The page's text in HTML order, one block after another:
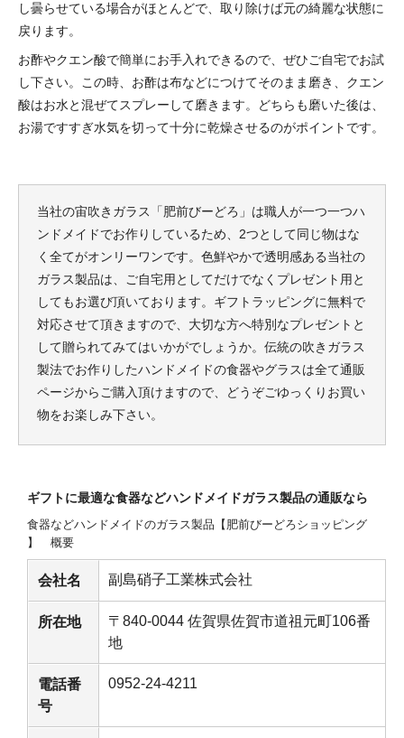
し曇らせている場合がほとんどで、取り除けば元の綺麗な状態に
戻ります。
お酢やクエン酸で簡単にお手入れできるので、ぜひご自宅でお試
し下さい。この時、お酢は布などにつけてそのまま磨き、クエン
酸はお水と混ぜてスプレーして磨きます。どちらも磨いた後は、
お湯ですすぎ水気を切って十分に乾燥させるのがポイントです。
当社の宙吹きガラス「肥前びーどろ」は職人が一つ一つハ
ンドメイドでお作りしているため、2つとして同じ物はな
く全てがオンリーワンです。色鮮やかで透明感ある当社の
ガラス製品は、ご自宅用としてだけでなく プレゼント 用と
してもお選び頂いております。 ギフト ラッピングに無料で
対応させて頂きますので、大切な方へ特別なプレゼントと
して贈られてみてはいかがでしょうか。 伝統の吹きガラス
製法でお作りしたハンドメイドの食器やグラスは全て通販
ページからご購入頂けますので、どうぞごゆっくりお買い
物をお楽しみ下さい。
ギフトに最適な食器などハンドメイドガラス製品の通販なら
食器などハンドメイドのガラス製品【肥前びーどろショッピング
】 概要
会社名 副島硝子工業株式会社
所在地
〒840-0044 佐賀県佐賀市道祖元町106番
地
電話番
号
0952-24-4211